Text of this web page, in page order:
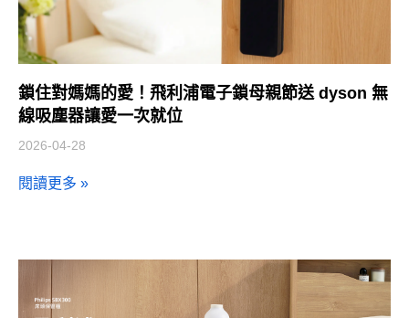
鎖住對媽媽的愛！飛利浦電子鎖母親節送 dyson 無
線吸塵器讓愛一次就位
2026-04-28
閱讀更多 »